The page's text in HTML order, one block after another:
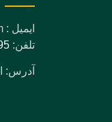
ایمیل : info@gmail.com
تلفن:
آدرس: